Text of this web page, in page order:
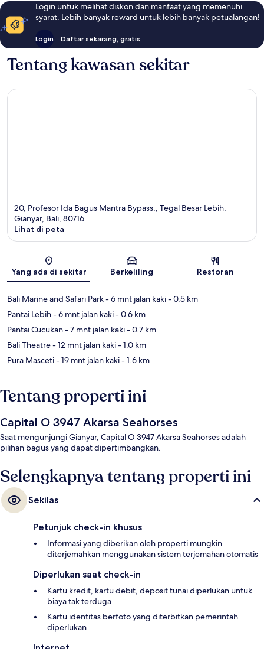
Login untuk melihat diskon dan manfaat yang memenuhi
syarat. Lebih banyak reward untuk lebih banyak petualangan!
Login Daftar sekarang, gratis
Tentang kawasan sekitar
20, Profesor Ida Bagus Mantra Bypass,, Tegal Besar Lebih,
Gianyar, Bali, 80716
Lihat di peta
Yang ada di sekitar Berkeliling Restoran
Bali Marine and Safari Park- 6 mnt jalan kaki- 0.5 km
Pantai Lebih- 6 mnt jalan kaki- 0.6 km
Pantai Cucukan- 7 mnt jalan kaki- 0.7 km
Bali Theatre- 12 mnt jalan kaki- 1.0 km
Pura Masceti- 19 mnt jalan kaki- 1.6 km
Tentang properti ini
Capital O 3947 Akarsa Seahorses
Saat mengunjungi Gianyar, Capital O 3947 Akarsa Seahorses adalah
pilihan bagus yang dapat dipertimbangkan.
Selengkapnya tentang properti ini
Sekilas
Petunjuk check-in khusus
Informasi yang diberikan oleh properti mungkin
diterjemahkan menggunakan sistem terjemahan otomatis
Diperlukan saat check-in
Kartu kredit, kartu debit, deposit tunai diperlukan untuk
biaya tak terduga
Kartu identitas berfoto yang diterbitkan pemerintah
diperlukan